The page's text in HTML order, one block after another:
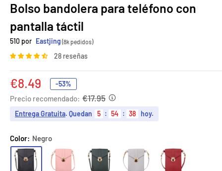
Bolso bandolera para teléfono con
pantalla táctil
510 por Eastjing (8k pedidos)
28 reseñas
Precio
de
venta
€8.49 -53%
Precio recomendado: €17.95
Entrega Gratuita. Quedan 5 : 54 : 37 hoy.
Color: Negro